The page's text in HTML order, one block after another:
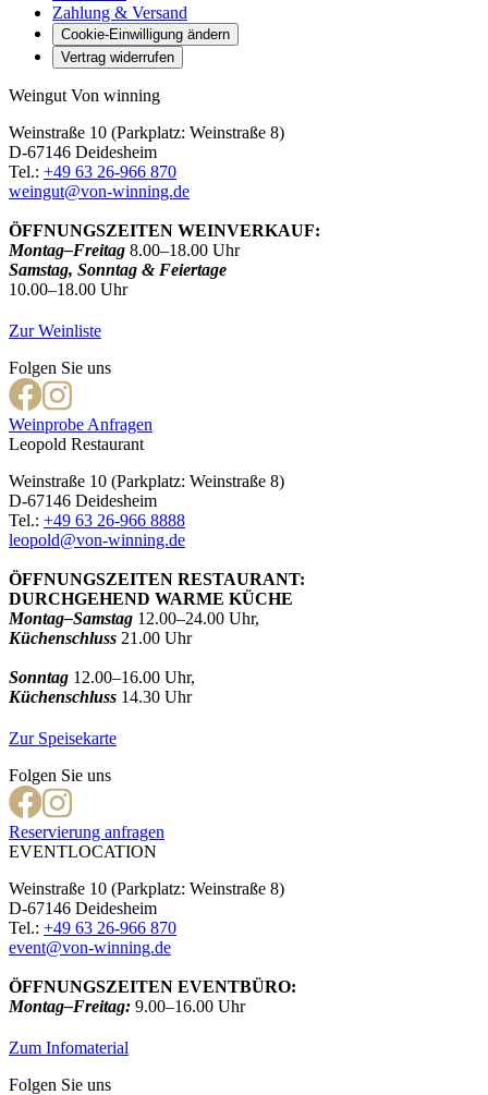
Zahlung & Versand
Cookie-Einwilligung ändern
Vertrag widerrufen
Weingut Von winning
Weinstraße 10 (Parkplatz: Weinstraße 8)
D-67146 Deidesheim
Tel.: +49 63 26-966 870
weingut@von-winning.de
ÖFFNUNGSZEITEN WEINVERKAUF:
Montag–Freitag 8.00–18.00 Uhr
Samstag, Sonntag & Feiertage
10.00–18.00 Uhr
Zur Weinliste
Folgen Sie uns
Weinprobe Anfragen
Leopold Restaurant
Weinstraße 10 (Parkplatz: Weinstraße 8)
D-67146 Deidesheim
Tel.: +49 63 26-966 8888
leopold@von-winning.de
ÖFFNUNGSZEITEN RESTAURANT:
DURCHGEHEND WARME KÜCHE
Montag–Samstag 12.00–24.00 Uhr,
Küchenschluss 21.00 Uhr
Sonntag 12.00–16.00 Uhr,
Küchenschluss 14.30 Uhr
Zur Speisekarte
Folgen Sie uns
Reservierung anfragen
EVENTLOCATION
Weinstraße 10 (Parkplatz: Weinstraße 8)
D-67146 Deidesheim
Tel.: +49 63 26-966 870
event@von-winning.de
ÖFFNUNGSZEITEN EVENTBÜRO:
Montag–Freitag: 9.00–16.00 Uhr
Zum Infomaterial
Folgen Sie uns